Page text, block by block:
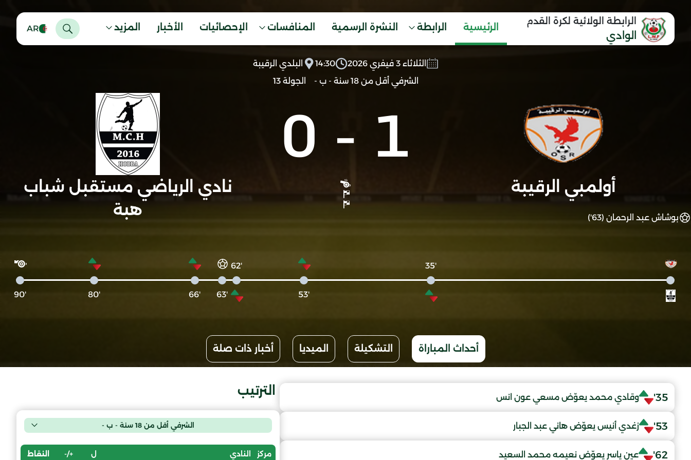
الرابطة الولائية لكرة القدم
الوادي
الرئيسية الرابطة النشرة الرسمية المنافسات الإحصائيات الأخبار المزيد AR
الثلاثاء 3 فيفري 2026 14:30
البلدي الرقيبة
الشرفي أقل من 18 سنة - ب -
الجولة 13
أولمبي الرقيبة
1
-
0
نادي الرياضي مستقبل شباب
هبة
بوشاش عبد الرحمان (63')
'35
'53
'62
'63
'66
'80
'90
أحداث المباراة التشكيلة الميديا أخبار ذات صلة
35' وقادي محمد يعوّض مسعي عون انس
53' زغدي أنيس يعوّض هاني عبد الجبار
62' عين ياسر يعوّض نعيمه محمد السعيد
الترتيب
الشرفي أقل من 18 سنة - ب -
مركز النادي ل +/- النقاط